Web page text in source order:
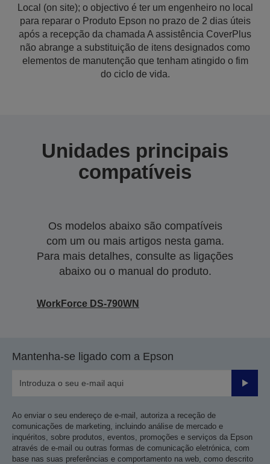
Local (on site); o objectivo é ter um engenheiro no local
para reparar o Produto Epson no prazo de 2 dias úteis
após a recepção da chamada A assistência CoverPlus
não abrange a substituição de itens designados como
elementos de manutenção que tenham atingido o fim
do ciclo de vida.
Unidades principais
compatíveis
Os modelos abaixo são compatíveis
com um ou mais artigos nesta gama.
Para mais detalhes, consulte as ligações
abaixo ou o manual do produto.
WorkForce DS-790WN
Mantenha-se ligado com a Epson
Enviar
Ao enviar o seu endereço de e-mail, autoriza a receção de
comunicações de marketing, incluindo análise de mercado e
inquéritos, sobre produtos, eventos, promoções e serviços da Epson
através de e-mail ou outras formas de comunicação eletrónica, com
base nas suas preferências e comportamento na web, como descrito